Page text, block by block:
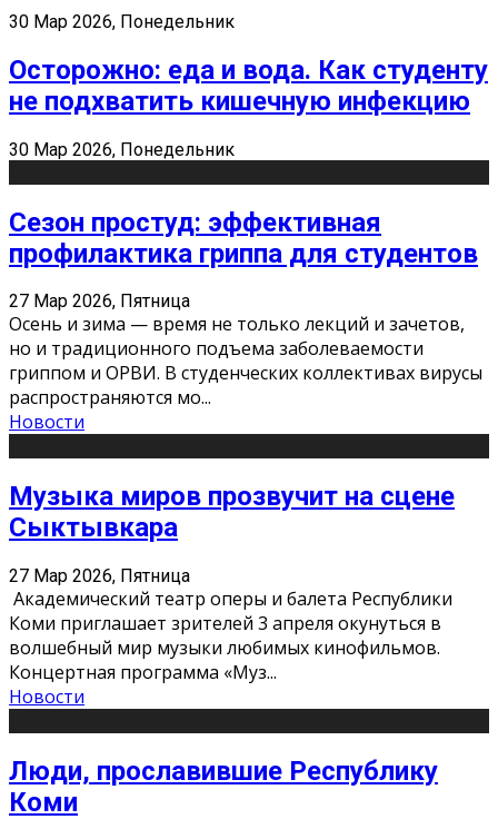
30 Мар 2026, Понедельник
Осторожно: еда и вода. Как студенту
не подхватить кишечную инфекцию
30 Мар 2026, Понедельник
Сезон простуд: эффективная
профилактика гриппа для студентов
27 Мар 2026, Пятница
Осень и зима — время не только лекций и зачетов,
но и традиционного подъема заболеваемости
гриппом и ОРВИ. В студенческих коллективах вирусы
распространяются мо...
Новости
Музыка миров прозвучит на сцене
Сыктывкара
27 Мар 2026, Пятница
Академический театр оперы и балета Республики
Коми приглашает зрителей 3 апреля окунуться в
волшебный мир музыки любимых кинофильмов.
Концертная программа «Муз...
Новости
Люди, прославившие Республику
Коми